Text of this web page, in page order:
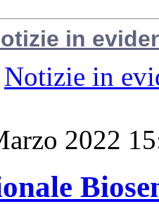
in
Notizie in
2022